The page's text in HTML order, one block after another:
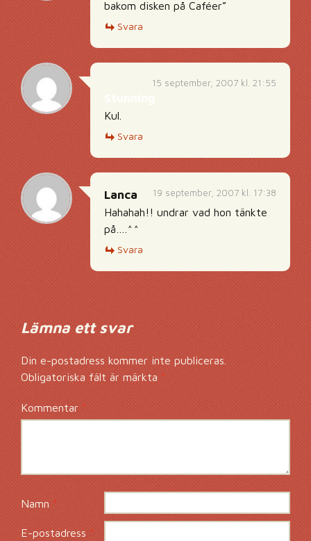
bakom disken på Caféer”
Svara
15 september, 2007 kl. 21:55
Kul.
Svara
19 september, 2007 kl. 17:38
Lanca
Hahahah!! undrar vad hon tänkte
på….^^
Svara
Lämna ett svar
Din e-postadress kommer inte publiceras.
Obligatoriska fält är märkta*
Kommentar*
Namn*
E-postadress*